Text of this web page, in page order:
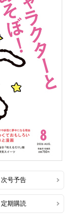
次号予告
定期購読